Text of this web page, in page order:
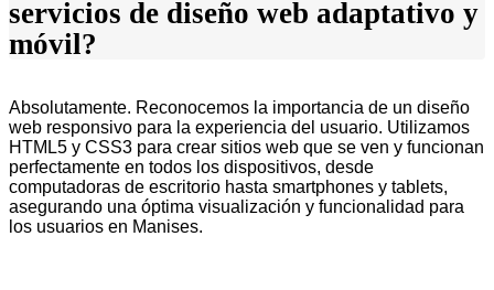
servicios de diseño web adaptativo y
móvil?
Absolutamente. Reconocemos la importancia de un diseño
web responsivo para la experiencia del usuario. Utilizamos
HTML5 y CSS3 para crear sitios web que se ven y funcionan
perfectamente en todos los dispositivos, desde
computadoras de escritorio hasta smartphones y tablets,
asegurando una óptima visualización y funcionalidad para
los usuarios en Manises.